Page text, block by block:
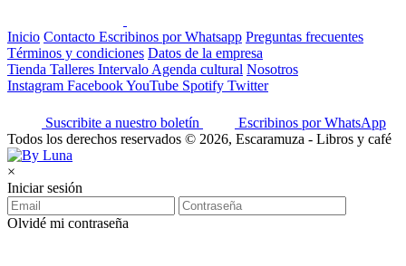
Inicio Contacto Escribinos por Whatsapp Preguntas frecuentes
Términos y condiciones Datos de la empresa
Tienda Talleres Intervalo Agenda cultural Nosotros
Instagram FacebookYouTube Spotify Twitter
Suscribite a nuestro boletín
Escribinos por WhatsApp
Todos los derechos reservados © 2026, Escaramuza - Libros y café
×
Iniciar sesión
Olvidé mi contraseña